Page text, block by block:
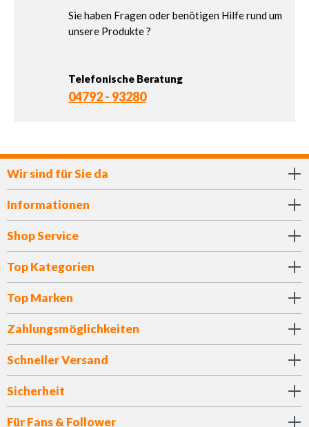
Sie haben Fragen oder benötigen Hilfe rund um
unsere Produkte ?
Telefonische Beratung
04792 - 93280
Wir sind für Sie da
Informationen
Shop Service
Top Kategorien
Top Marken
Zahlungsmöglichkeiten
Schneller Versand
Sicherheit
Für Fans & Follower